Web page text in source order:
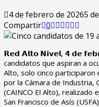
4 de febrero de 20265
Compartir 0
‎𝗥𝗲𝗱 𝗔𝗹𝘁𝗼 𝗡𝗶𝘃𝗲𝗹, 𝟰 𝗱𝗲
candidatos que aspiran a
Alto, solo cinco
por la Cámara de Industria,
(CAINCO El Alto), realizado
San Francisco de Asís